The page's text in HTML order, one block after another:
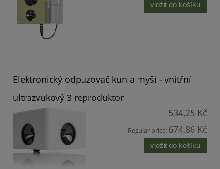
vložit do košíku
Elektronický odpuzovač kun a myší - vnitřní
ultrazvukový 3 reproduktor
534,25 Kč
Regular price:674,86 Kč
vložit do košíku